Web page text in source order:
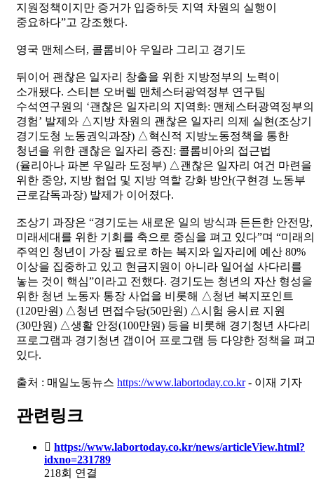
지원정책이지만 증거가 입증하듯 지역 차원의 실행이
중요하다”고 강조했다.
영국 맨체스터, 콜롬비아 우일라 그리고 경기도
뒤이어 괜찮은 일자리 창출을 위한 지방정부의 노력이
소개됐다. 스티븐 오버렐 맨체스터광역정부 연구팀
수석연구원의 ‘괜찮은 일자리의 지역화: 맨체스터광역정부의
경험’ 발제와 △지방 차원의 괜찮은 일자리 의제 실현(조상기
경기도청 노동권익과장) △혁신적 지방노동정책을 통한
청년을 위한 괜찮은 일자리 증진: 콜롬비아의 접근법
(율리아나 파본 우일라 도정부) △괜찮은 일자리 여건 마련을
위한 중앙, 지방 협업 및 지방 역할 강화 방안(구현경 노동부
근로감독과장) 발제가 이어졌다.
조상기 과장은 “경기도는 새로운 일의 방식과 든든한 안전망,
미래세대를 위한 기회를 축으로 중심을 펴고 있다”며 “미래의
주역인 청년이 가장 필요로 하는 복지와 일자리에 예산 80%
이상을 집중하고 있고 현금지원이 아니라 일어설 사다리를
놓는 것이 핵심”이라고 전했다. 경기도는 청년의 자산 형성을
위한 청년 노동자 통장 사업을 비롯해 △청년 복지포인트
(120만원) △청년 면접수당(50만원) △시험 응시료 지원
(30만원) △생활 안정(100만원) 등을 비롯해 경기청년 사다리
프로그램과 경기청년 갭이어 프로그램 등 다양한 정책을 펴
있다.
출처 : 매일노동뉴스 https://www.labortoday.co.kr- 이재 기자
관련링크
https://www.labortoday.co.kr/news/articleView.html?
idxno=231789
218회 연결